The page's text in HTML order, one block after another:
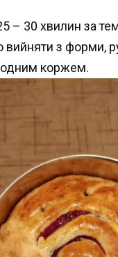
– 30 хвилин за
з форми,
одним коржем.